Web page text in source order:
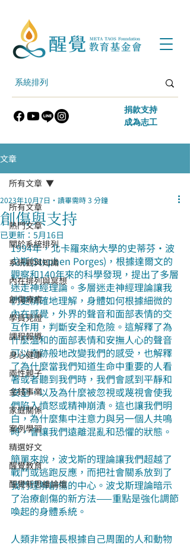
​捐款支持
​成為志工
文章
所有文章
熱門文章
關於系統排列
系統觀與知識
內在排列與冥想
創傷療癒
學員見證
課程報導
身心健康
兩性親子
金錢事業
家庭關係
案例學習
精選好文
醒覺教育
醒覺新思維論壇
所有文章
創傷與支持
2023年10月7日 讀畢需時 3 分鐘
已更新： 5月16日
1994年，北卡羅來納大學的史蒂芬·波
戈斯(Stephen Porges)，根據達爾文的
觀察和140年來的科學發現，提出了多層
迷走神經理論。多層迷走神經理論讓我
們更精確地理解，身體如何根據細微的
內在感覺，外界的聲音和面部表情的交
互作用，判斷安全和危險。這解釋了為
什麼溫和的面部表情和安撫人心的聲音
可以奇跡般地改變我們的感受，也解釋
了為什麼當我們知道生命中重要的人看
著或者聽到我們時，我們會感到平靜和
安全，以及為什麼被忽視或蔑視會使我
們陷入憤怒或精神崩潰。這也讓我們明
白，為什麼集中注意力與另一個人共鳴
時，會讓我們遠離混亂和恐懼的狀態。
簡單來說，波戈斯的理論讓我們超越了
戰鬥或逃跑反應，而把社會關系放到了
我們理解創傷的中心。波戈斯理論暗示
了治療創傷的新方法——重點是強化調節
喚起的身體系統。
人類非常擅長根據自己周圍的人和動物